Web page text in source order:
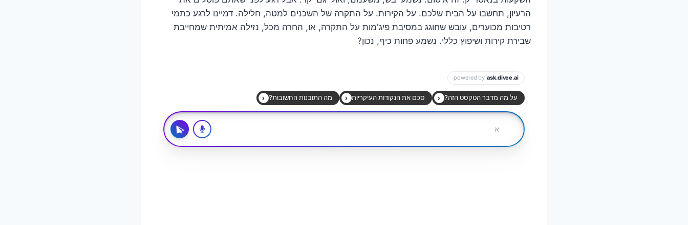
הרעיון, תחשבו על הבית שלכם. על הקירות. על התקרה של השכנים למטה, חלילה. דמיינו לרגע כתמי
רטיבות מכוערים, עובש שחוגג במסיבת פיג'מות על התקרה, או, החרה מכל, נזילה אמיתית שמחייבת
שבירת קירות ושיפוץ כללי. נשמע פחות כיף, נכון?